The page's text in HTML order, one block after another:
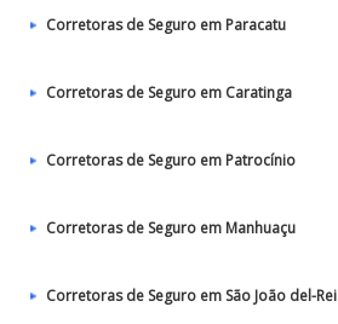
Corretoras de Seguro em Paracatu
Corretoras de Seguro em Caratinga
Corretoras de Seguro em Patrocínio
Corretoras de Seguro em Manhuaçu
Corretoras de Seguro em São João del-Rei